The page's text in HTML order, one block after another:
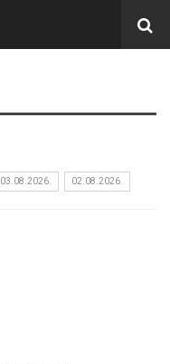
03.08.2026. 02.08.2026.